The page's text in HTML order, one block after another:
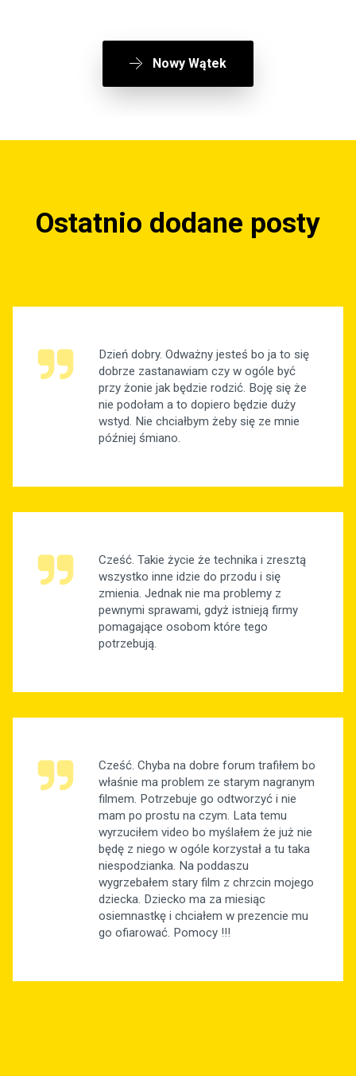
Nowy Wątek
Ostatnio dodane posty
Dzień dobry. Odważny jesteś bo ja to się
dobrze zastanawiam czy w ogóle być
przy żonie jak będzie rodzić. Boję się że
nie podołam a to dopiero będzie duży
wstyd. Nie chciałbym żeby się ze mnie
później śmiano.
Cześć. Takie życie że technika i zresztą
wszystko inne idzie do przodu i się
zmienia. Jednak nie ma problemy z
pewnymi sprawami, gdyż istnieją firmy
pomagające osobom które tego
potrzebują.
Cześć. Chyba na dobre forum trafiłem bo
właśnie ma problem ze starym nagranym
filmem. Potrzebuje go odtworzyć i nie
mam po prostu na czym. Lata temu
wyrzuciłem video bo myślałem że już nie
będę z niego w ogóle korzystał a tu taka
niespodzianka. Na poddaszu
wygrzebałem stary film z chrzcin mojego
dziecka. Dziecko ma za miesiąc
osiemnastkę i chciałem w prezencie mu
go ofiarować. Pomocy !!!